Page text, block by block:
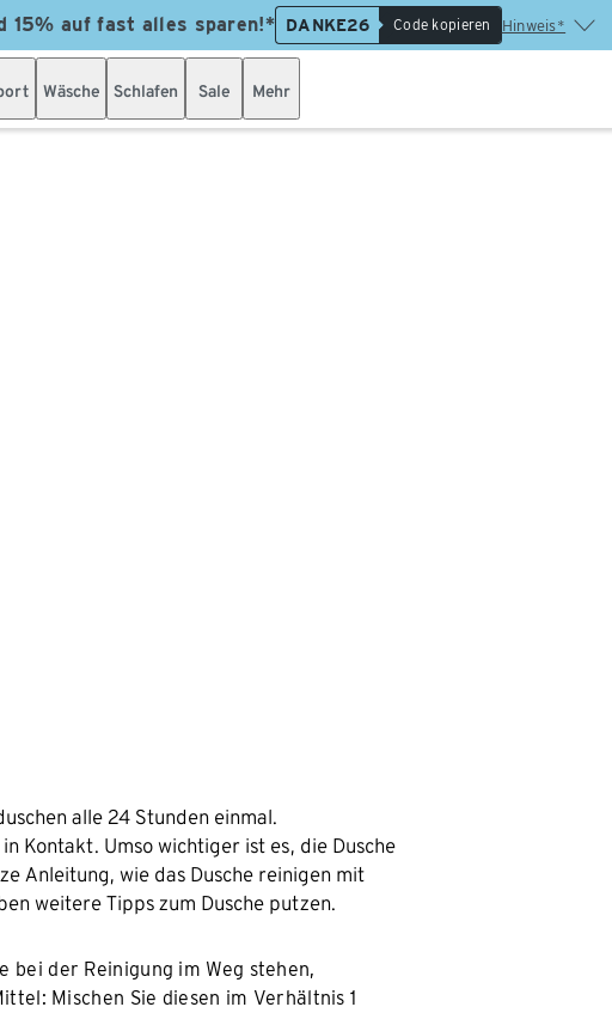
15% auf fast alles sparen!* DANKE26 Code kopieren Hinweis*
Wäsche Schlafen Sale Mehr
alle 24 Stunden einmal.
Kontakt. Umso wichtiger ist es, die Dusche
Anleitung, wie das Dusche reinigen mit
weitere Tipps zum Dusche putzen.
der Reinigung im Weg stehen,
Mischen Sie diesen im Verhältnis 1